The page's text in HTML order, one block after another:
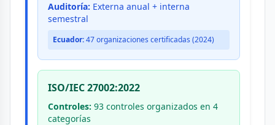
Auditoría: Externa anual + interna
semestral
Ecuador:47 organizaciones certificadas (2024)
ISO/IEC 27002:2022
Controles: 93 controles organizados en 4
categorías